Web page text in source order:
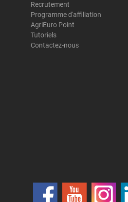
Recrutement
Programme d'affiliation
AgriEuro Point
Tutoriels
Contactez-nous